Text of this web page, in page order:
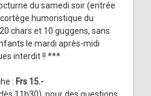
du samedi soir (entrée
humoristique du
chars et 10 guggens, sans
le mardi après-midi
interdit !! ***
: Frs 15.-